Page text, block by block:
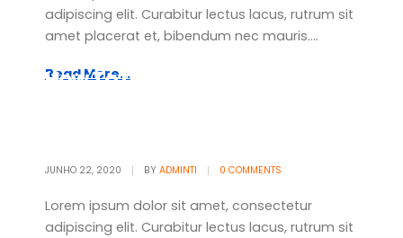
adipiscing elit. Curabitur lectus lacus, rutrum sit
amet placerat et, bibendum nec mauris....
Read More...
How To Design Powerful
JUNHO 22, 2020 BY ADMINTI 0 COMMENTS
Lorem ipsum dolor sit amet, consectetur
adipiscing elit. Curabitur lectus lacus, rutrum sit